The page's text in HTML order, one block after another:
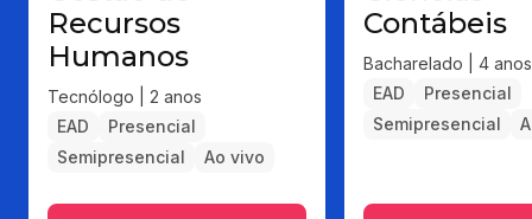
Recursos
Humanos
Tecnólogo | 2 anos
EAD
Presencial
Semipresencial
Ao vivo
Contábeis
Bacharelado | 4 anos
EAD
Presencial
Semipresencial